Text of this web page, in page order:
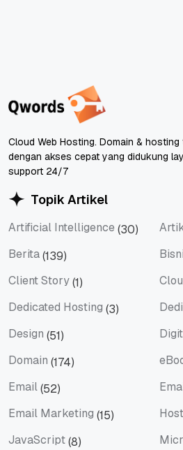
Cloud Web Hosting. Domain & hosting
dengan akses cepat yang didukung
support 24/7
Topik Artikel
Artificial Intelligence (30)
Berita(139)
Client Story(1)
Dedicated Hosting (3)
Design (51)
Domain (174)
Email(52)
Email Marketing (15)
JavaScript(8)